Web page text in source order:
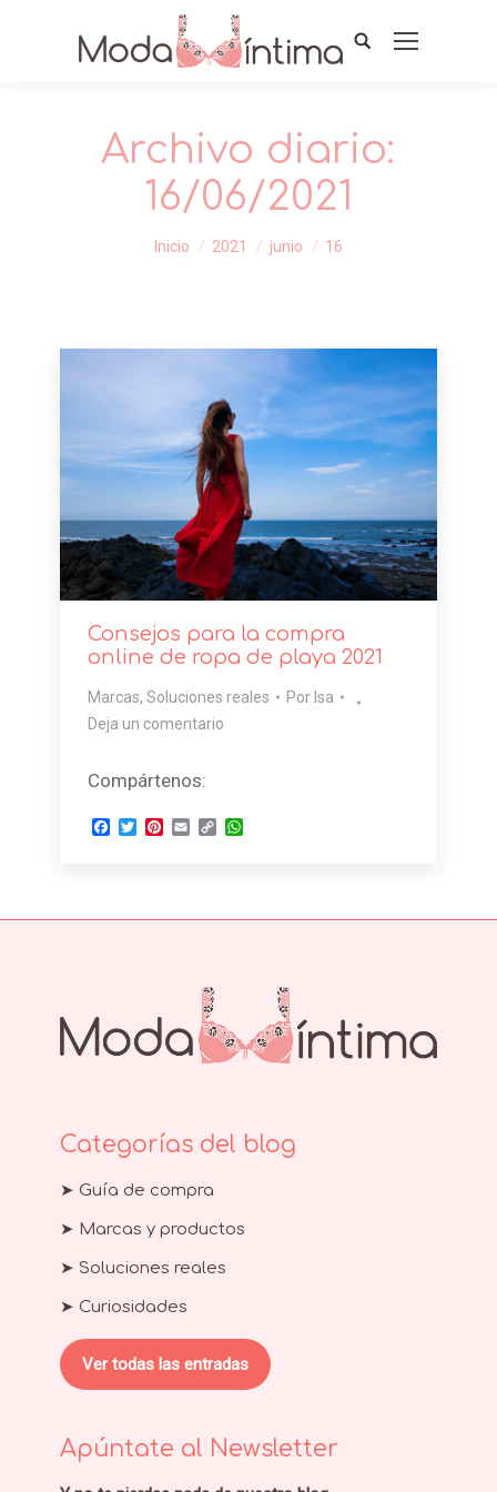
Archivo diario:
16/06/2021
Inicio 2021 junio 16
Consejos para la compra
online de ropa de playa 2021
Marcas, Soluciones reales Por Isa
Deja un comentario
Compártenos:
Facebook
TwitterPinterest
EmailCopyWhatsApp
Categorías del blog
➤ Guía de compra
➤ Marcas y productos
➤ Soluciones reales
➤ Curiosidades
Ver todas las entradas
Apúntate al Newsletter